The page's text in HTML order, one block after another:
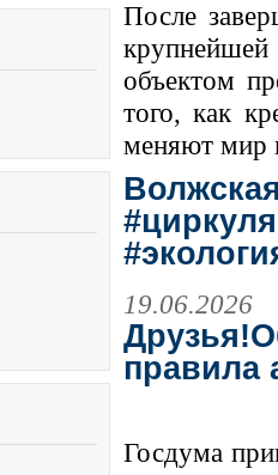
После
объектом
того, как
меняют мир
19.06.2026
правила
Госдума